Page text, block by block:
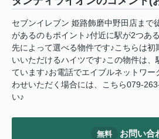
セブンイレブン 姫路飾磨中野田店まで
があるのもポイント♪付近に駅が2つあ
先によって選べる物件です♪こちらは
いいただけるハイツです♪この物件は、
ています♪お電話でエイブルネットワ
わせいただく場合には、こちら079-
い♪
無料 お問い合